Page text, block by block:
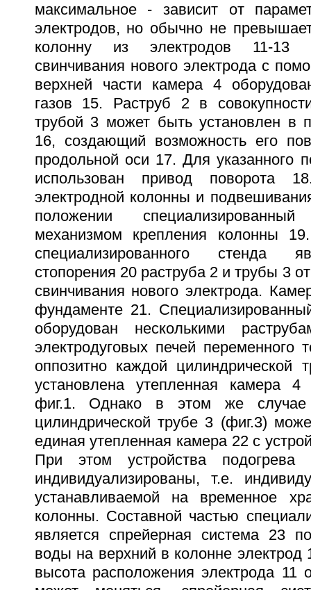
максимальное - зависит от
электродов, но обычно не
колонну из электродов 11-13
свинчивания нового электрода с
верхней части камера 4
газов 15. Раструб 2 в
трубой 3 может быть установлен в
16, создающий возможность его
продольной оси 17. Для указанного
использован привод поворота
электродной колонны и
положении
механизмом крепления колонны
специализированного стенда
стопорения 20 раструба 2 и трубы 3
свинчивания нового электрода.
фундаменте 21.
оборудован несколькими
электродуговых печей переменного
оппозитно каждой цилиндрической
установлена утепленная камера 4
фиг.1. Однако в этом же случае
цилиндрической трубе 3 (фиг.3)
единая утепленная камера 22 с
При этом устройства подогрева
индивидуализированы, т.е.
устанавливаемой на временное
колонны. Составной частью
является спрейерная система 23
воды на верхний в колонне электрод
высота расположения электрода 11